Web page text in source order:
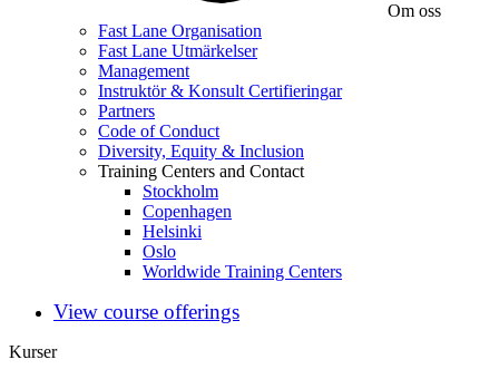
Om oss
Fast Lane Organisation
Fast Lane Utmärkelser
Management
Instruktör & Konsult Certifieringar
Partners
Code of Conduct
Diversity, Equity & Inclusion
Training Centers and Contact
Stockholm
Copenhagen
Helsinki
Oslo
Worldwide Training Centers
View course offerings
Kurser